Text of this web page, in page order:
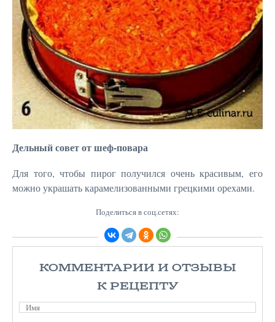
Дельный совет от шеф-повара
Для того, чтобы пирог получился очень красивым, его
можно украшать карамелизованными грецкими орехами.
Поделиться в соц.сетях:
КОММЕНТАРИИ И ОТЗЫВЫ
К РЕЦЕПТУ